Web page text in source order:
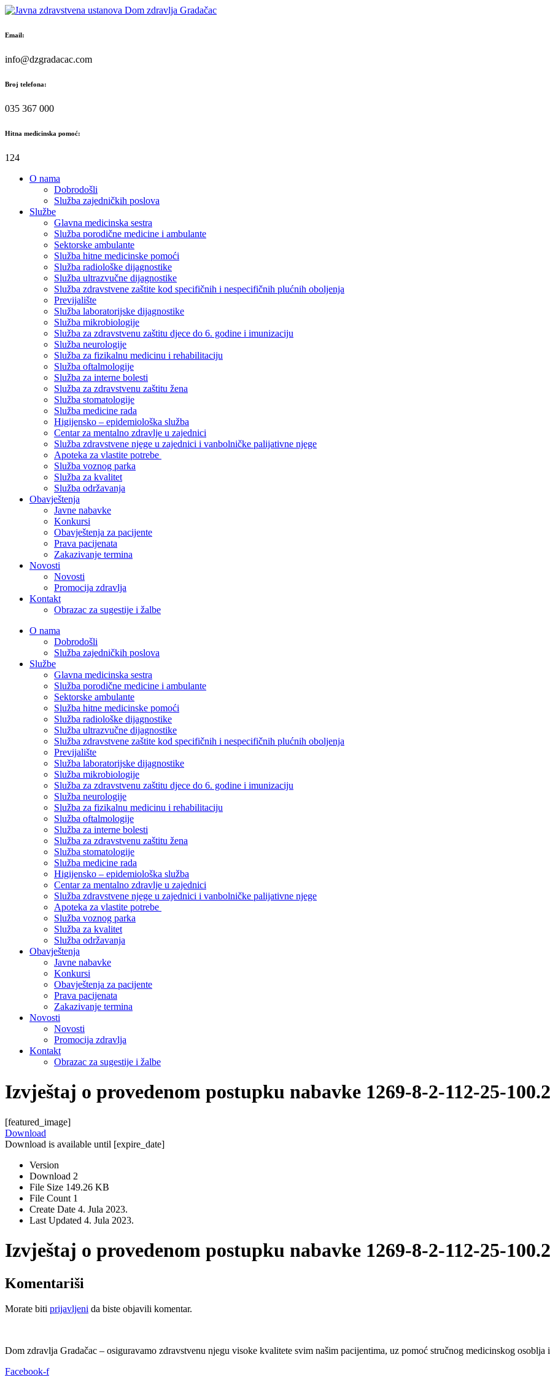
Skip
content
Email:
info@dzgradacac.com
Broj telefona:
035 367 000
Hitna medicinska pomoć:
124
O nama
Dobrodošli
Služba zajedničkih poslova
Službe
Glavna medicinska sestra
Služba porodične medicine i ambulante
Sektorske ambulante
Služba hitne medicinske pomoći
Služba radiološke dijagnostike
Služba ultrazvučne dijagnostike
Služba zdravstvene zaštite kod specifičnih i nespecifičnih plućnih oboljenja
Previjalište
Služba laboratorijske dijagnostike
Služba mikrobiologije
Služba za zdravstvenu zaštitu djece do 6. godine i imunizaciju
Služba neurologije
Služba za fizikalnu medicinu i rehabilitaciju
Služba oftalmologije
Služba za interne bolesti
Služba za zdravstvenu zaštitu žena
Služba stomatologije
Služba medicine rada
Higijensko – epidemiološka služba
Centar za mentalno zdravlje u zajednici
Služba zdravstvene njege u zajednici i vanbolničke palijativne njege
Apoteka za vlastite potrebe
Služba voznog parka
Služba za kvalitet
Služba održavanja
Obavještenja
Javne nabavke
Konkursi
Obavještenja za pacijente
Prava pacijenata
Zakazivanje termina
Novosti
Novosti
Promocija zdravlja
Kontakt
Obrazac za sugestije i žalbe
O nama
Dobrodošli
Služba zajedničkih poslova
Službe
Glavna medicinska sestra
Služba porodične medicine i ambulante
Sektorske ambulante
Služba hitne medicinske pomoći
Služba radiološke dijagnostike
Služba ultrazvučne dijagnostike
Služba zdravstvene zaštite kod specifičnih i nespecifičnih plućnih oboljenja
Previjalište
Služba laboratorijske dijagnostike
Služba mikrobiologije
Služba za zdravstvenu zaštitu djece do 6. godine i imunizaciju
Služba neurologije
Služba za fizikalnu medicinu i rehabilitaciju
Služba oftalmologije
Služba za interne bolesti
Služba za zdravstvenu zaštitu žena
Služba stomatologije
Služba medicine rada
Higijensko – epidemiološka služba
Centar za mentalno zdravlje u zajednici
Služba zdravstvene njege u zajednici i vanbolničke palijativne njege
Apoteka za vlastite potrebe
Služba voznog parka
Služba za kvalitet
Služba održavanja
Obavještenja
Javne nabavke
Konkursi
Obavještenja za pacijente
Prava pacijenata
Zakazivanje termina
Novosti
Novosti
Promocija zdravlja
Kontakt
Obrazac za sugestije i žalbe
Izvještaj o provedenom postupku nabavke 1269-8-2-112-25-
[featured_image]
Download
Download is available until [expire_date]
Version
Download 2
File Size 149.26 KB
File Count 1
Create Date 4. Jula 2023.
Last Updated 4. Jula 2023.
Izvještaj o provedenom postupku nabavke 1269-8-2-112-25-
Komentariši
Morate biti prijavljeni da biste objavili komentar.
Dom zdravlja Gradačac – osiguravamo zdravstvenu njegu visoke kvalitete svim našim pacijentima, uz pomoć stručnog medicinskog
Facebook-f